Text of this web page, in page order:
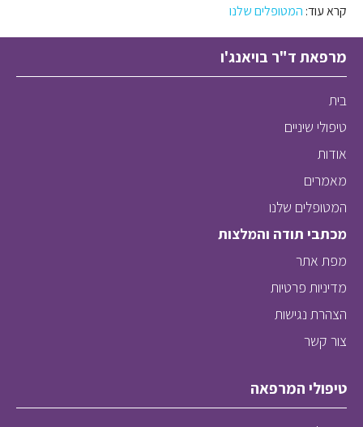
קרא עוד: המטופלים שלנו
מרפאת ד"ר בויאנג'ו
בית
טיפולי שיניים
אודות
מאמרים
המטופלים שלנו
מכתבי תודה והמלצות
מפת אתר
מדיניות פרטיות
הצהרת נגישות
צור קשר
טיפולי המרפאה